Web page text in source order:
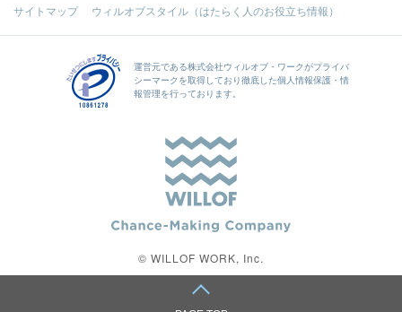
サイトマップ ウィルオブスタイル（はたらく人のお役立ち情報）
運営元である株式会社ウィルオブ・ワークがプライバ
シーマークを取得しており徹底した個人情報保護・情
報管理を行っております。
© WILLOF WORK, Inc.